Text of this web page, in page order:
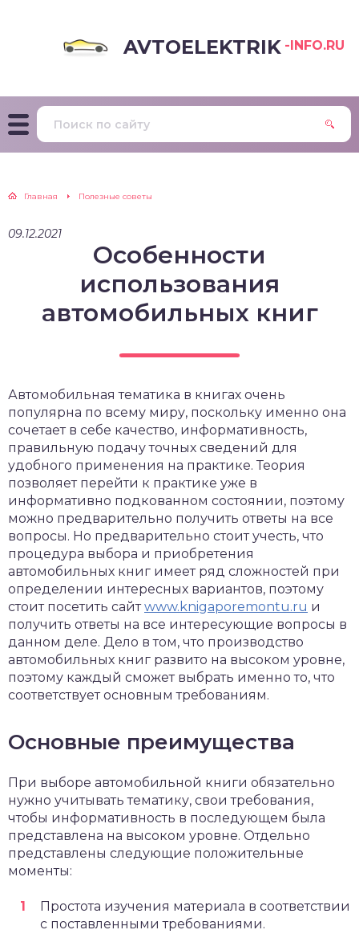
AVTOELEKTRIK -INFO.RU
Главная Полезные советы
09.12.2021
Особенности
использования
автомобильных книг
Автомобильная тематика в книгах очень
популярна по всему миру, поскольку именно она
сочетает в себе качество, информативность,
правильную подачу точных сведений для
удобного применения на практике. Теория
позволяет перейти к практике уже в
информативно подкованном состоянии, поэтому
можно предварительно получить ответы на все
вопросы. Но предварительно стоит учесть, что
процедура выбора и приобретения
автомобильных книг имеет ряд сложностей при
определении интересных вариантов, поэтому
стоит посетить сайтwww.knigaporemontu.ru и
получить ответы на все интересующие вопросы в
данном деле. Дело в том, что производство
автомобильных книг развито на высоком уровне,
поэтому каждый сможет выбрать именно то, что
соответствует основным требованиям.
Основные преимущества
При выборе автомобильной книги обязательно
нужно учитывать тематику, свои требования,
чтобы информативность в последующем была
представлена на высоком уровне. Отдельно
представлены следующие положительные
моменты:
Простота изучения материала в соответствии
с поставленными требованиями.